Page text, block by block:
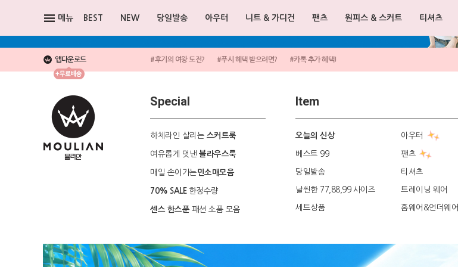
앱다운로드 #후기의 여왕 도전? #푸시 혜택 받으려면? #카톡 추가 혜택!
Special
하체라인 살리는 스커트룩
여유롭게 멋낸 블라우스룩
매일 손이가는민소매모음
70% SALE 한정수량
센스 한스푼패션 소품 모음
Item
오늘의 신상 아우터
베스트 99 팬츠
당일발송 티셔츠
날씬한 77,88,99 사이즈 트레이닝 웨어
세트상품 홈웨어&언더웨어
메뉴 BEST NEW 당일발송 아우터 니트 & 가디건 팬츠 원피스 & 스커트 티셔츠